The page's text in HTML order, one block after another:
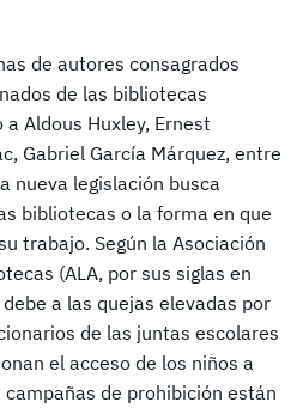
de autores consagrados
de las bibliotecas
Aldous Huxley, Ernest
Gabriel García Márquez, entre
nueva legislación busca
bibliotecas o la forma en que
trabajo. Según la Asociación
(ALA, por sus siglas en
a las quejas elevadas por
de las juntas escolares
el acceso de los niños a
de prohibición están